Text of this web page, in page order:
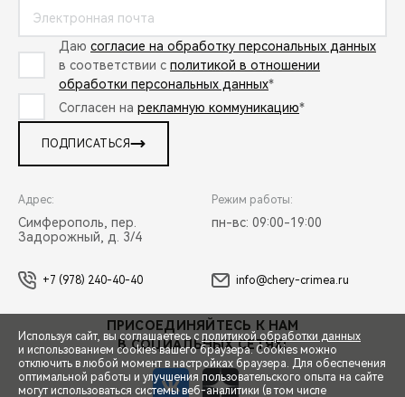
Даю согласие на обработку персональных данных
в соответствии с политикой в отношении
обработки персональных данных*
Согласен на рекламную коммуникацию*
ПОДПИСАТЬСЯ
Адрес:
Симферополь, пер.
Задорожный, д. 3/4
Режим работы:
пн-вс: 09:00-19:00
+7 (978) 240-40-40 info@chery-crimea.ru
ПРИСОЕДИНЯЙТЕСЬ К НАМ
В СОЦИАЛЬНЫХ СЕТЯХ:
Используя сайт, вы соглашаетесь с политикой обработки данных
и использованием cookies вашего браузера. Cookies можно
отключить в любой момент в настройках браузера. Для обеспечения
оптимальной работы и улучшения пользовательского опыта на сайте
могут использоваться системы веб-аналитики (в том числе